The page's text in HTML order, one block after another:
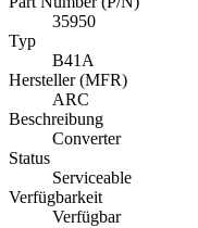
35950
Typ
B41A
Hersteller (MFR)
ARC
Beschreibung
Converter
Status
Serviceable
Verfügbarkeit
Verfügbar